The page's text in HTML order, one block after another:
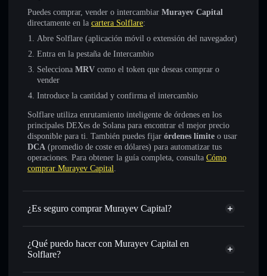
Puedes comprar, vender o intercambiar Murayev Capital
directamente en la cartera Solflare:
Abre Solflare (aplicación móvil o extensión del navegador)
Entra en la pestaña de Intercambio
Selecciona MRV como el token que deseas comprar o
vender
Introduce la cantidad y confirma el intercambio
Solflare utiliza enrutamiento inteligente de órdenes en los
principales DEXes de Solana para encontrar el mejor precio
disponible para ti. También puedes fijar órdenes límite o usar
DCA (promedio de coste en dólares) para automatizar tus
operaciones. Para obtener la guía completa, consulta Cómo
comprar Murayev Capital.
¿Es seguro comprar Murayev Capital?
Murayev Capital no está verificado
¿Qué puedo hacer con Murayev Capital en
Solflare?
Murayev Capital
cartera de Solflare